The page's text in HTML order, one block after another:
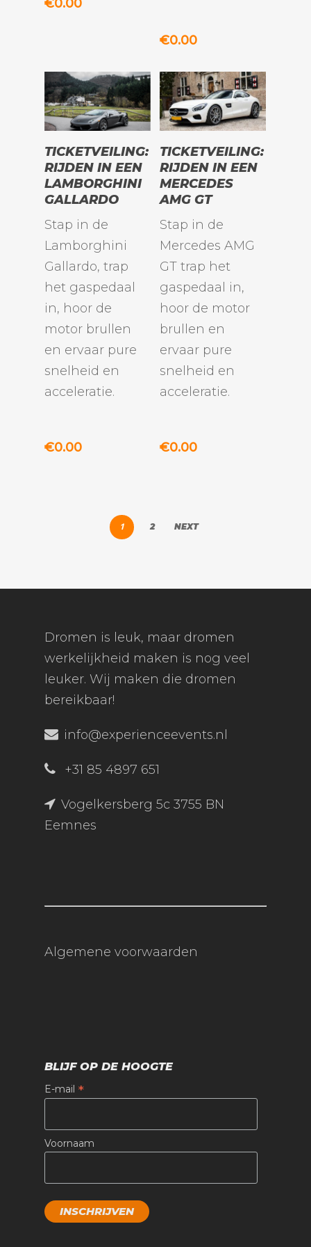
€0.00
€0.00
TOEVOEGEN
AAN
WINKELWAGEN
TICKETVEILING:
RIJDEN IN EEN
LAMBORGHINI
GALLARDO
Stap in de
Lamborghini
Gallardo, trap
het gaspedaal
in, hoor de
motor brullen
en ervaar pure
snelheid en
acceleratie.
€0.00
TOEVOEGEN
AAN
WINKELWAGEN
TICKETVEILING:
RIJDEN IN EEN
MERCEDES
AMG GT
Stap in de
Mercedes AMG
GT trap het
gaspedaal in,
hoor de motor
brullen en
ervaar pure
snelheid en
acceleratie.
€0.00
1 2 NEXT
Dromen is leuk, maar dromen
werkelijkheid maken is nog veel
leuker. Wij maken die dromen
bereikbaar!
info@experienceevents.nl
+31 85 4897 651
Vogelkersberg 5c 3755 BN
Eemnes
Algemene voorwaarden
BLIJF OP DE HOOGTE
E-mail *
Voornaam